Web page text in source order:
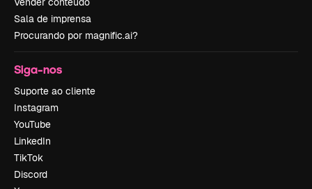
Sala de imprensa
Procurando por magnific.ai?
Siga-nos
Suporte ao cliente
Instagram
YouTube
LinkedIn
TikTok
Discord